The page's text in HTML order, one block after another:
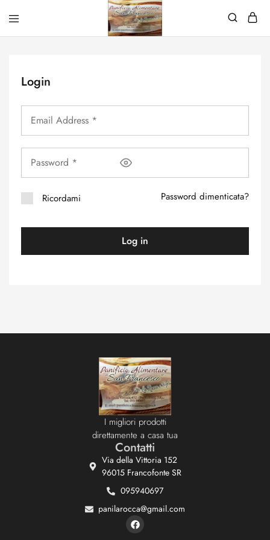
Login
Ricordami Password dimenticata?
Log in
I migliori prodotti
direttamente a casa tua
Contatti
Via della Vittoria 152
96015 Francofonte SR
095940697
panilarocca@gmail.com